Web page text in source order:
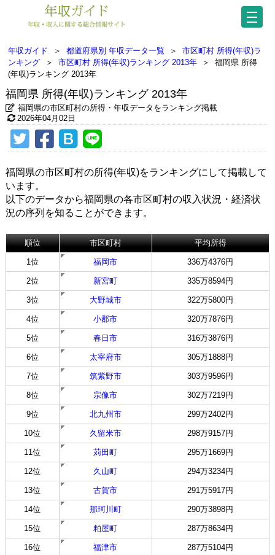
年収ガイド ＞ 都道府県別 年収データ一覧 ＞
市区町村 所得(年収)ラ
ンキング
＞ 市区町村 所得(年収)ランキング 2013年 ＞
福岡県 所得
(年収)ランキング 2013年
福岡県 所得(年収)ランキング 2013年
福岡県の市区町村の所得・年収データをランキング掲載
2026年04月02日
福岡県の市区町村の所得(年収)をランキングにして掲載して
います。
以下のデータから福岡県の各市区町村の収入状況・経済状
況の序列を知ることができます。
順位 市区町村 平均所得
1位 福岡市 336万4376円
2位 新宮町 335万8594円
3位 大野城市 322万5800円
4位 小郡市 320万7876円
5位 春日市 316万3876円
6位 太宰府市 305万1888円
7位 筑紫野市 303万9596円
8位 宗像市 302万7219円
9位 北九州市 299万2402円
10位 久留米市 298万9157円
11位 苅田町 295万1669円
12位 久山町 294万3234円
13位 古賀市 291万5917円
14位 那珂川町 290万3898円
15位 粕屋町 287万8634円
16位 福津市 287万5104円